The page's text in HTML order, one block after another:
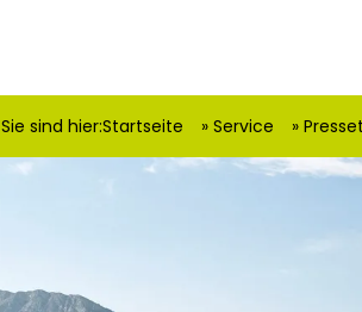
Sie sind hier:Startseite Service